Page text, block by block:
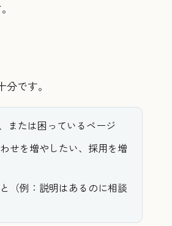
です。
または困っているページ
せを増やしたい、採用を増
（例：説明はあるのに相談